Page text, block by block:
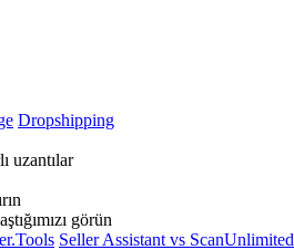
Dropshipping
uzantılar
görün
Seller Assistant vs ScanUnlimited